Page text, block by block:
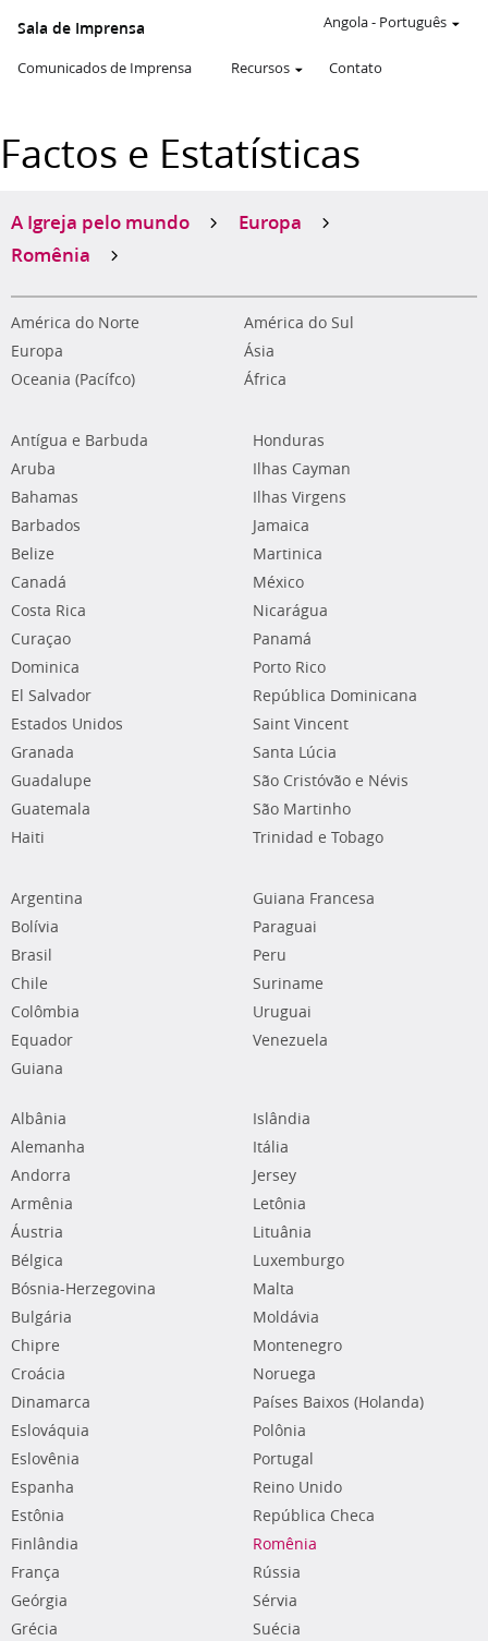
Sala de Imprensa
Comunicados de Imprensa Recursos Contato
Angola- Português
Factos e Estatísticas
A Igreja pelo mundo
Europa
Romênia
América do Norte
América do Sul
Europa
Ásia
Oceania (Pacífco)
África
Antígua e Barbuda
Aruba
Bahamas
Barbados
Belize
Canadá
Costa Rica
Curaçao
Dominica
El Salvador
Estados Unidos
Granada
Guadalupe
Guatemala
Haiti
Honduras
Ilhas Cayman
Ilhas Virgens
Jamaica
Martinica
México
Nicarágua
Panamá
Porto Rico
República Dominicana
Saint Vincent
Santa Lúcia
São Cristóvão e Névis
São Martinho
Trinidad e Tobago
Argentina
Bolívia
Brasil
Chile
Colômbia
Equador
Guiana
Guiana Francesa
Paraguai
Peru
Suriname
Uruguai
Venezuela
Albânia
Alemanha
Andorra
Armênia
Áustria
Bélgica
Bósnia-Herzegovina
Bulgária
Chipre
Croácia
Dinamarca
Eslováquia
Eslovênia
Espanha
Estônia
Finlândia
França
Geórgia
Grécia
Islândia
Itália
Jersey
Letônia
Lituânia
Luxemburgo
Malta
Moldávia
Montenegro
Noruega
Países Baixos (Holanda)
Polônia
Portugal
Reino Unido
República Checa
Romênia
Rússia
Sérvia
Suécia